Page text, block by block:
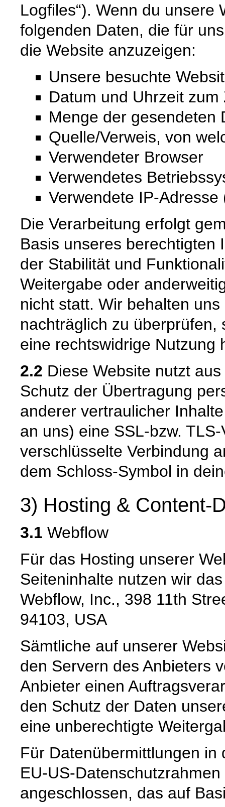
Logfiles“). Wenn du unsere
folgenden Daten, die für
die Website anzuzeigen:
Unsere besuchte
Datum und Uhrzeit
Menge der gesendeten
Quelle/Verweis, von
Verwendeter Browser
Verwendetes
Verwendete IP-
Die Verarbeitung erfolgt
Basis unseres berechtigten
der Stabilität und
Weitergabe oder
nicht statt. Wir behalten
nachträglich zu überprüfen,
eine rechtswidrige Nutzung
2.2 Diese Website nutzt
Schutz der Übertragung
anderer vertraulicher
an uns) eine SSL-bzw.
verschlüsselte Verbindung
dem Schloss-Symbol in
3) Hosting & Content-
3.1 Webflow
Für das Hosting unserer
Seiteninhalte nutzen wir
Webflow, Inc., 398 11th
94103, USA
Sämtliche auf unserer
den Servern des Anbieters
Anbieter einen
den Schutz der Daten
eine unberechtigte
Für Datenübermittlungen in
EU-US-
angeschlossen, das auf